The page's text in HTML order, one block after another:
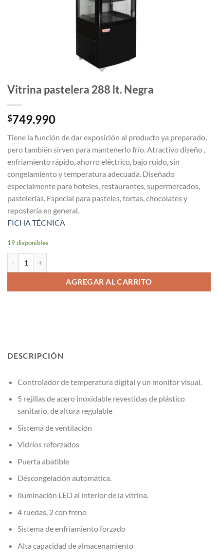
Vitrina pastelera 288 lt. Negra
$749.990
Tiene la función de dar exposición al producto ya preparado,
pero también sirven para mantenerlo frío. Atractivo diseño ,
enfriamiento rápido, ahorro eléctrico, bajo ruido, sin
congelamiento y temperatura adecuada. Diseñado
especialmente para hoteles, restaurantes, supermercados,
pastelerías. Especial para pasteles, tortas, chocolates y
repostería en general.
FICHA TÉCNICA
19 disponibles
AGREGAR AL CARRITO
DESCRIPCIÓN
Controlador de temperatura digital y un monitor visual.
5 rejillas de acero inoxidable revestidas de plástico
sanitario, de altura regulable
Sistema de ventilación
Vidrios reforzados
Puerta abatible
Descongelación automática.
Iluminación LED al interior de la vitrina.
4 ruedas, 2 con freno
Sistema de enfriamiento forzado
Alta capacidad de almacenamiento